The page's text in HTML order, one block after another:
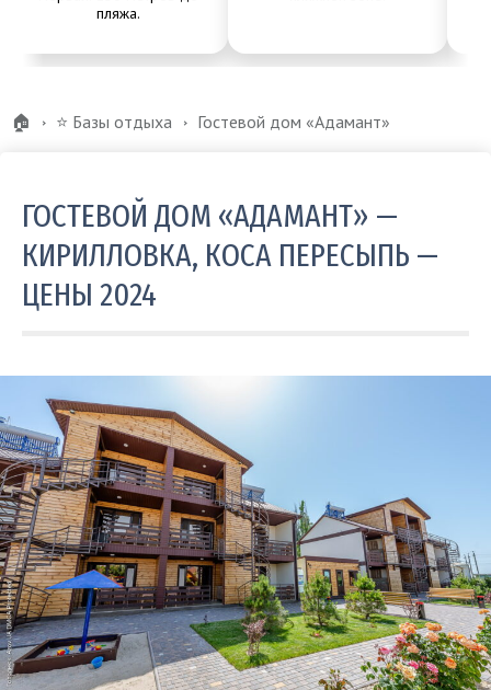
пляжа.
🏠 ⭐️ Базы отдыха Гостевой дом «Адамант»
ГОСТЕВОЙ ДОМ «АДАМАНТ» —
КИРИЛЛОВКА, КОСА ПЕРЕСЫПЬ —
ЦЕНЫ 2024